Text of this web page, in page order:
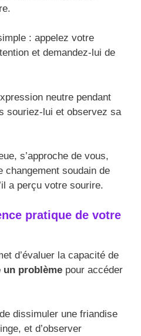
: appelez votre
et demandez-lui de
neutre pendant
souriez-lui et observez sa
s’approche de vous,
changement soudain de
a perçu votre sourire.
pratique de votre
d’évaluer la capacité de
un problème pour accéder
dissimuler une friandise
et d’observer